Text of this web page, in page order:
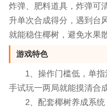
炸弹、肥料道具，炸弹可
升单次合成得分，遇到台
就能稳住椰树，避免水果
游戏特色
1、操作门槛低，单
手试玩一两局就能摸清合
2、配套椰树养成系